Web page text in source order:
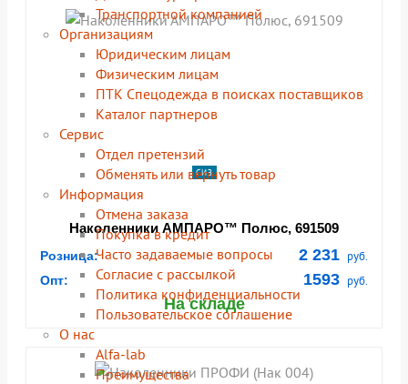
Транспортной компанией
Организациям
Юридическим лицам
Физическим лицам
ПТК Спецодежда в поисках поставщиков
Каталог партнеров
Сервис
Отдел претензий
Обменять или вернуть товар
Информация
Отмена заказа
Покупка в кредит
Часто задаваемые вопросы
Согласие с рассылкой
Политика конфиденциальности
Пользовательское соглашение
О нас
Alfa-lab
Преимущества
СИЗ
Наколенники АМПАРО™ Полюс, 691509
Розница: 2 231 руб.
Опт: 1593 руб.
На складе